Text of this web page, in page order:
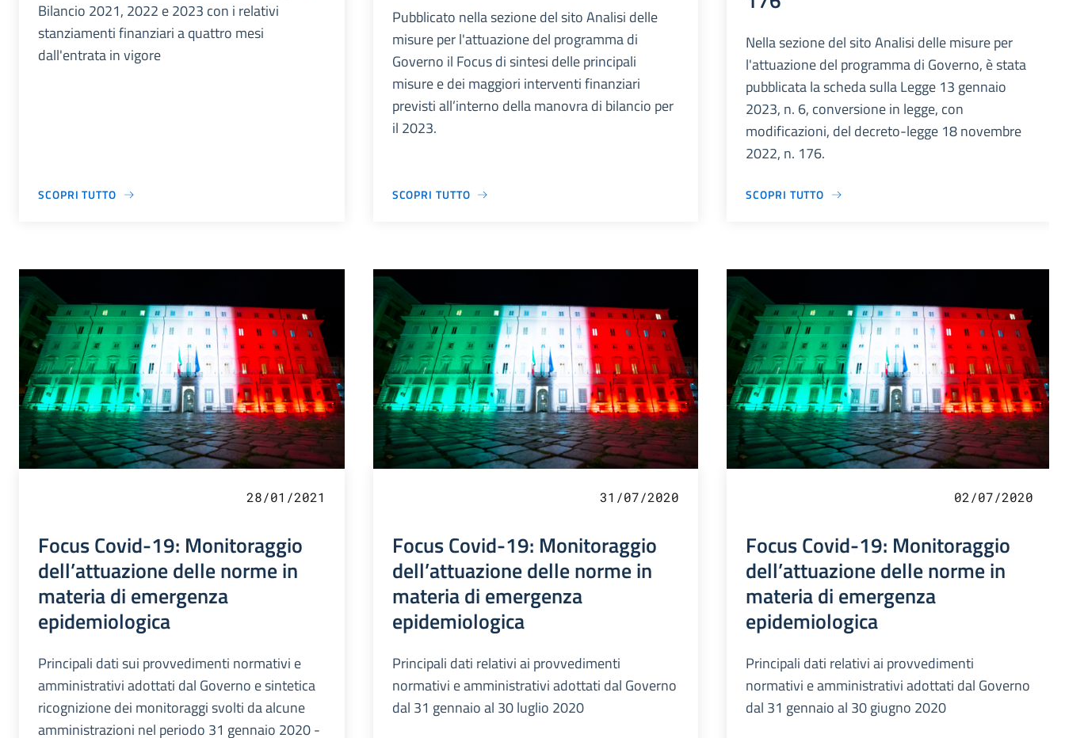
Bilancio 2021, 2022 e 2023 con i relativi
stanziamenti finanziari a quattro mesi
dall'entrata in vigore
SCOPRI TUTTO
Pubblicato nella sezione del sito Analisi delle
misure per l'attuazione del programma di
Governo il Focus di sintesi delle principali
misure e dei maggiori interventi finanziari
previsti all’interno della manovra di bilancio per
il 2023.
SCOPRI TUTTO
Nella sezione del sito Analisi delle misure per
l'attuazione del programma di Governo, è stata
pubblicata la scheda sulla Legge 13 gennaio
2023, n. 6, conversione in legge, con
modificazioni, del decreto-legge 18 novembre
2022, n. 176.
SCOPRI TUTTO
28/01/2021
Focus Covid-19: Monitoraggio
dell’attuazione delle norme in
materia di emergenza
epidemiologica
Principali dati sui provvedimenti normativi e
amministrativi adottati dal Governo e sintetica
ricognizione dei monitoraggi svolti da alcune
amministrazioni nel periodo 31 gennaio 2020 -
31/07/2020
Focus Covid-19: Monitoraggio
dell’attuazione delle norme in
materia di emergenza
epidemiologica
Principali dati relativi ai provvedimenti
normativi e amministrativi adottati dal Governo
dal 31 gennaio al 30 luglio 2020
02/07/2020
Focus Covid-19: Monitoraggio
dell’attuazione delle norme in
materia di emergenza
epidemiologica
Principali dati relativi ai provvedimenti
normativi e amministrativi adottati dal Governo
dal 31 gennaio al 30 giugno 2020